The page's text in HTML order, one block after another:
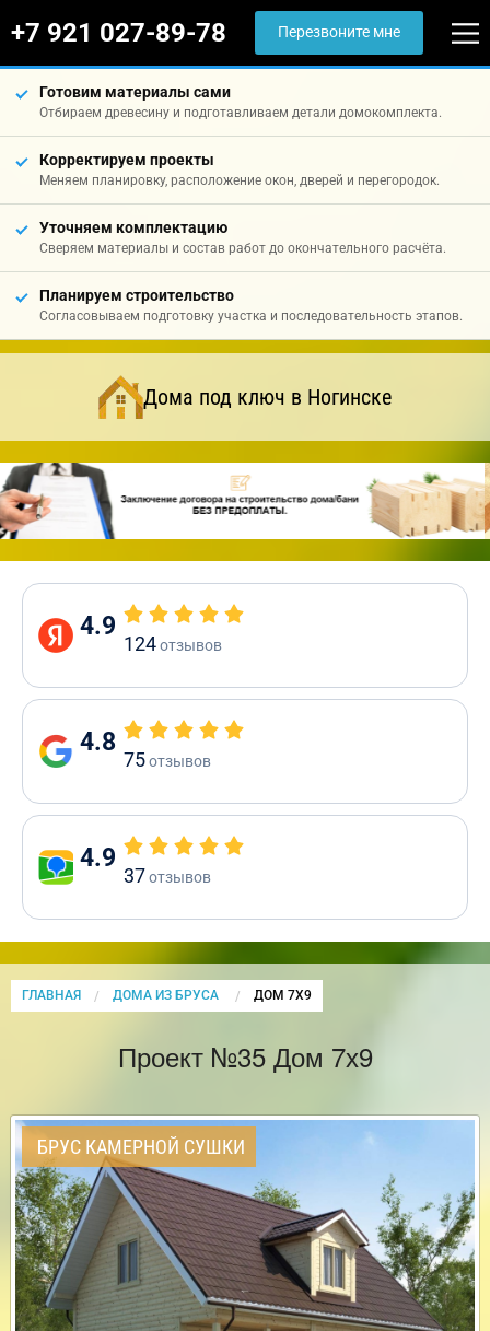
+7 921 027-89-78 Перезвоните мне
Готовим материалы сами
Отбираем древесину и подготавливаем детали домокомплекта.
Корректируем проекты
Меняем планировку, расположение окон, дверей и перегородок.
Уточняем комплектацию
Сверяем материалы и состав работ до окончательного расчёта.
Планируем строительство
Согласовываем подготовку участка и последовательность этапов.
Дома под ключ в Ногинске
4.9
124отзывов
4.8
75отзывов
4.9
37отзывов
ГЛАВНАЯ ДОМА ИЗ БРУСА CURRENT:
ДОМ 7Х9
Проект №35 Дом 7х9
БРУС КАМЕРНОЙ СУШКИ